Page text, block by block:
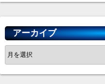
アーカイブ
ア
ー
カ